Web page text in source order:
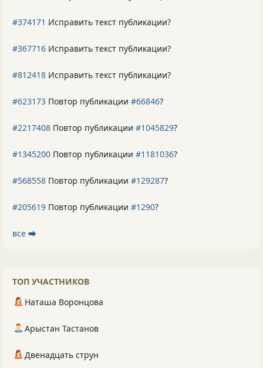
#374171 Исправить текст публикации?
#367716 Исправить текст публикации?
#812418 Исправить текст публикации?
#623173 Повтор публикации #66846?
#2217408 Повтор публикации #1045829?
#1345200 Повтор публикации #1181036?
#568558 Повтор публикации #129287?
#205619 Повтор публикации #1290?
все ⮕
ТОП УЧАСТНИКОВ
Наташа Воронцова
Арыстан Тастанов
Двенадцать струн